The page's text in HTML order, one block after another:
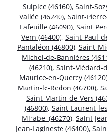
Sulpice (46160), Saint-
Vallée (46240), Saint-
Lafeuille (46090), Saint-
Vern (46400), Saint-Paul-
Pantaléon (46800), Saint-
Michel-de-Bannières
(46210), Saint-Médard-
Maurice-en-Quercy (46120)
Martin-le-Redon (46700),
Saint-Martin-de-Vers
(46800), Saint-Laurent-
Mirabel (46270), Saint-
Jean-Lagineste (46400),